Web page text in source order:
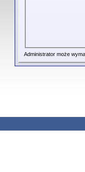
Administrator może